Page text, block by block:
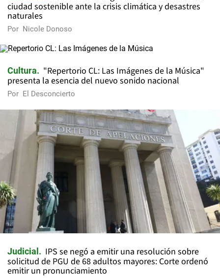
ciudad sostenible ante la crisis climática y desastres
naturales
Por Nicole Donoso
Cultura
"Repertorio CL: Las Imágenes de la Música"
presenta la esencia del nuevo sonido nacional
Por El Desconcierto
Judicial
IPS se negó a emitir una resolución sobre
solicitud de PGU de 68 adultos mayores: Corte ordenó
emitir un pronunciamiento